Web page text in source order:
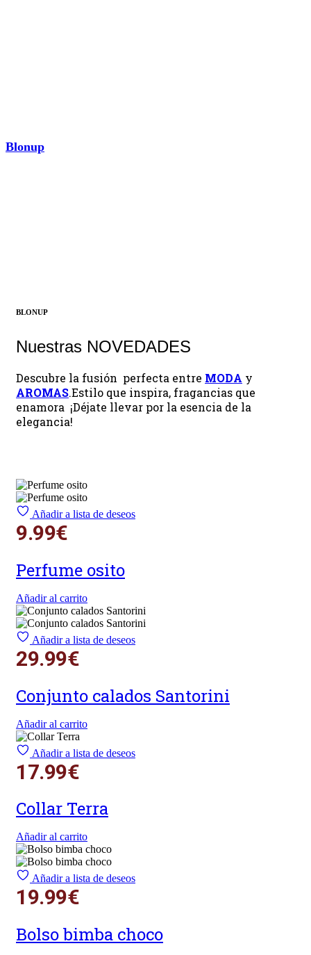
Blonup
BLONUP
Nuestras NOVEDADES
Descubre la fusión perfecta entre MODA y
AROMAS.Estilo que inspira, fragancias que
enamora ¡Déjate llevar por la esencia de la
elegancia!
Añadir a lista de deseos
9.99€
Perfume osito
Añadir al carrito
Añadir a lista de deseos
29.99€
Conjunto calados Santorini
Añadir al carrito
Añadir a lista de deseos
17.99€
Collar Terra
Añadir al carrito
Añadir a lista de deseos
19.99€
Bolso bimba choco